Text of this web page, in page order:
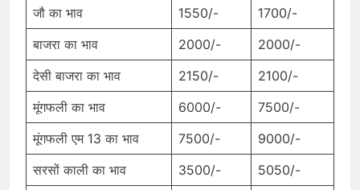
जौ का भाव 1550/-
1700/-
बाजरा का भाव
2000/-
2000/-
देसी बाजरा का भाव
2150/-
2100/-
मूंगफली का भाव
6000/-
7500/-
मूंगफली एम 13 का भाव
7500/-
9000/-
सरसों काली का भाव
3500/-
5050/-